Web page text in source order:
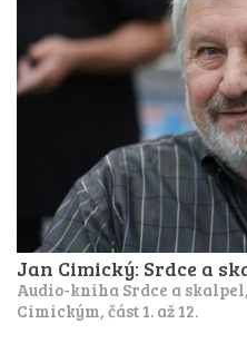
Jan Cimický: Srdce a
Audio-kniha Srdce a
Cimickým, část 1. až 12.